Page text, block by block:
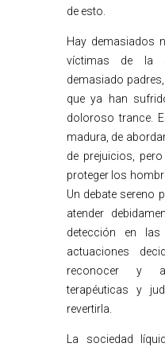
de esto.
Hay demasiados
víctimas de la
demasiado
que ya han
doloroso trance.
madura, de
de prejuicios,
proteger los
Un debate sereno
atender
detección en
actuaciones
reconocer y
terapéuticas y
revertirla.
La sociedad